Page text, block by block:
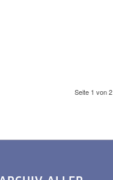
Seite 1 von 2